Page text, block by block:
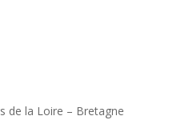
de la Loire – Bretagne